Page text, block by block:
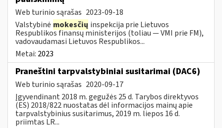
Web turinio sąrašas 2023-09-18
Valstybinė mokesčių inspekcija prie Lietuvos
Respublikos finansų ministerijos (toliau — VMI prie FM),
vadovaudamasi Lietuvos Respublikos...
Metai: 2023
Praneštini tarpvalstybiniai susitarimai (DAC6)
Web turinio sąrašas 2020-09-17
Įgyvendinant 2018 m. gegužės 25 d. Tarybos direktyvos
(ES) 2018/822 nuostatas dėl informacijos mainų apie
tarpvalstybinius susitarimus, 2019 m. liepos 16 d.
priimtas LR...